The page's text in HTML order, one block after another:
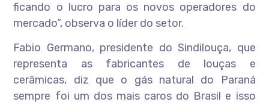
ficando o lucro para os novos operadores do
mercado”, observa o líder do setor.
Fabio Germano, presidente do Sindilouça, que
representa as fabricantes de louças e
cerâmicas, diz que o gás natural do Paraná
sempre foi um dos mais caros do Brasil e isso